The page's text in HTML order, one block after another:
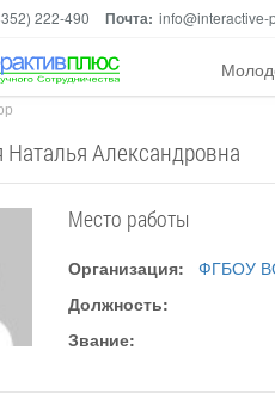
222-490 Почта: info@interactive-
Наталья Александровна
Место работы
Организация:
ФГБОУ ВО
Должность:
Звание: